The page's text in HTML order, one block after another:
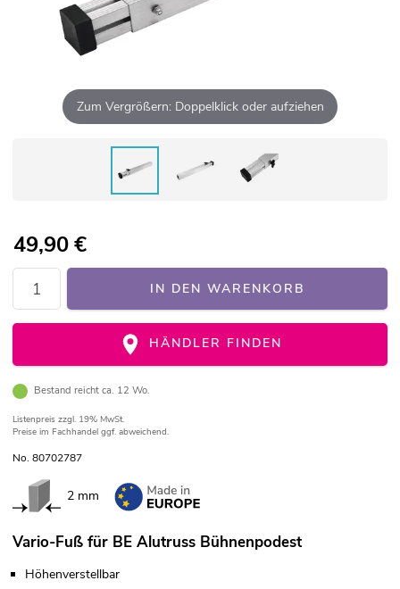
Zum Vergrößern: Doppelklick oder aufziehen
49,90€
IN DEN WARENKORB
HÄNDLER FINDEN
Bestand reicht ca. 12 Wo.
Listenpreis zzgl. 19% MwSt.
Preise im Fachhandel ggf. abweichend.
No. 80702787
2 mm
Vario-Fuß für BE Alutruss Bühnenpodest
Höhenverstellbar